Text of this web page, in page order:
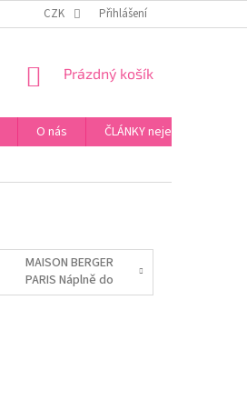
VZORKOVÁ PRODEJNA - PRAHA 5, JINONICE
CZK Přihlášení
NÁKUPNÍ
Prázdný košík
O nás
ČLÁNKY nejen o
MAISON BERGER
PARIS Náplně do
difuzérů